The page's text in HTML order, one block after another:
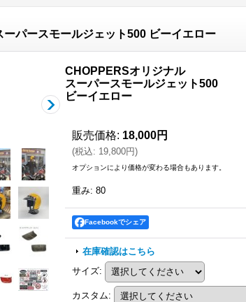
ーパースモールジェット500 ビーイエロー
CHOPPERSオリジナル
スーパースモールジェット500
ビーイエロー
販売価格: 18,000円
(税込: 19,800円)
オプションにより価格が変わる場合もあります。
重み: 80
Facebookでシェア
在庫確認はこちら
サイズ:
カスタム: